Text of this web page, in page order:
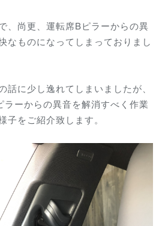
、尚更、運転席Bピラーからの異
なものになってしまっておりまし
話に少し逸れてしまいましたが、
ラーからの異音を解消すべく作業
子をご紹介致します。